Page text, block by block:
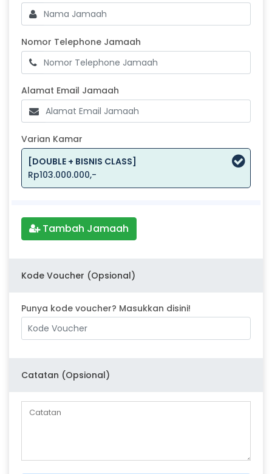
Nomor Telephone Jamaah
Alamat Email Jamaah
Varian Kamar
[DOUBLE + BISNIS CLASS]
Rp103.000.000,-
Tambah Jamaah
Kode Voucher (Opsional)
Punya kode voucher? Masukkan disini!
Catatan (Opsional)